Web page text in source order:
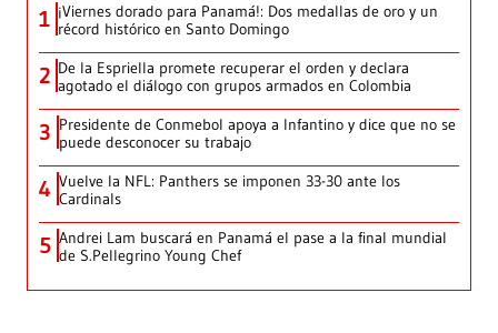
1 ¡Viernes dorado para Panamá!: Dos medallas de oro y un
récord histórico en Santo Domingo
2 De la Espriella promete recuperar el orden y declara
agotado el diálogo con grupos armados en Colombia
3 Presidente de Conmebol apoya a Infantino y dice que no se
puede desconocer su trabajo
4 Vuelve la NFL: Panthers se imponen 33-30 ante los
Cardinals
5 Andrei Lam buscará en Panamá el pase a la final mundial
de S.Pellegrino Young Chef